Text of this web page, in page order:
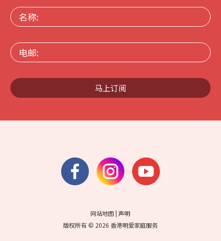
名
称:
电
邮:
马上订阅
网站地图 |声明
版权所有 © 2026 香港明爱家庭服务